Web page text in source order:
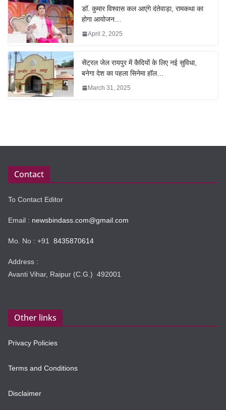
डॉ. कुमार विश्वास कल आएंगे दंतेवाड़ा, रामकथा का
होगा आयोजन…
April 2, 2025
सेंट्रल जेल रायपुर में कैदियों के लिए नई सुविधा,
बनेगा देश का पहला सिनेमा हॉल…
March 31, 2025
Contact
To Contact Editor
Email : newsbindass.com@gmail.com
Mo. No : +91 8435870614
Address :
Avanti Vihar, Raipur (C.G.) 492001
Other links
Privacy Policies
Terms and Conditions
Disclaimer